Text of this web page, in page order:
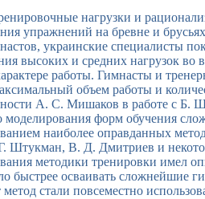
нагрузки и
упражнений на бревне и
украинские специалисты
высоких и средних нагрузок во
работы. Гимнасты и
объем работы и
А. С. Мишаков в работе с
моделирования форм обучения
наиболее оправданных
Штукман, В. Д. Дмитриев и
методики тренировки имел
быстрее осваивать сложнейшие
стали повсеместно